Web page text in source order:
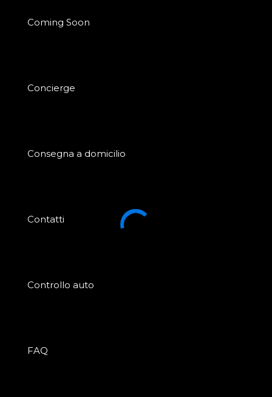
Coming Soon
Concierge
Consegna a domicilio
Contatti
Controllo auto
FAQ